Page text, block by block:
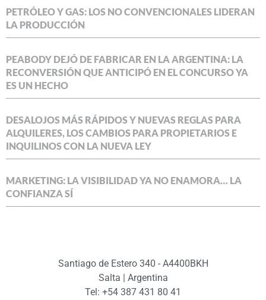
PETRÓLEO Y GAS: LOS NO CONVENCIONALES LIDERAN
LA PRODUCCIÓN
PEABODY DEJÓ DE FABRICAR EN LA ARGENTINA: LA
RECONVERSIÓN QUE ANTICIPÓ EN EL CONCURSO YA
ES UN HECHO
DESALOJOS MÁS RÁPIDOS Y NUEVAS REGLAS PARA
ALQUILERES, LOS CAMBIOS PARA PROPIETARIOS E
INQUILINOS CON LA NUEVA LEY
MARKETING: LA VISIBILIDAD YA NO ENAMORA… LA
CONFIANZA SÍ
Santiago de Estero 340 - A4400BKH
Salta | Argentina
Tel: +54 387 431 80 41